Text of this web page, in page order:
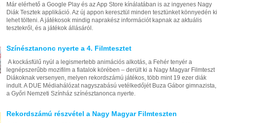
Már elérhető a Google Play és az App Store kínálatában is az ingyenes Nagy
Diák Tesztek applikáció. Az új appon keresztül minden tesztünket könnyedén ki
lehet tölteni. A játékosok mindig naprakész információt kapnak az aktuális
tesztekről, és a játékok állásáról.
Színésztanonc nyerte a 4. Filmtesztet
A kockásfülű nyúl a legismertebb animációs alkotás, a Fehér tenyér a
legnépszerűbb mozifilm a fiatalok körében – derült ki a Nagy Magyar Filmteszt
Diákoknak versenyen, melyen rekordszámú játékos, több mint 19 ezer diák
indult. A DUE Médiahálózat nagyszabású vetélkedőjét Buza Gábor gimnazista,
a Győri Nemzeti Színház színésztanonca nyerte.
Rekordszámú részvétel a Nagy Magyar Filmteszten